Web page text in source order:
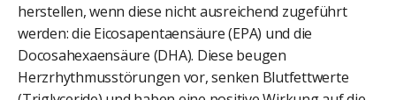
herstellen, wenn diese nicht ausreichend zugeführt
werden: die Eicosapentaensäure (EPA) und die
Docosahexaensäure (DHA). Diese beugen
Herzrhythmusstörungen vor, senken Blutfettwerte